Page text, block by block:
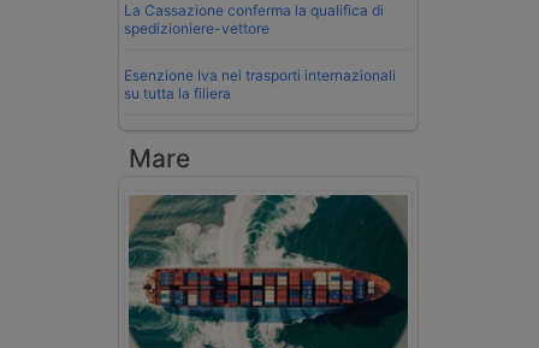
La Cassazione conferma la qualifica di
spedizioniere-vettore
Esenzione Iva nei trasporti internazionali
su tutta la filiera
Mare